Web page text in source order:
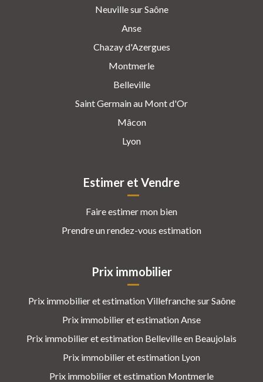
Neuville sur Saône
Anse
Chazay d'Azergues
Montmerle
Belleville
Saint Germain au Mont d'Or
Mâcon
Lyon
Estimer et Vendre
Faire estimer mon bien
Prendre un rendez-vous estimation
Prix immobilier
Prix immobilier et estimation Villefranche sur Saône
Prix immobilier et estimation Anse
Prix immobilier et estimation Belleville en Beaujolais
Prix immobilier et estimation Lyon
Prix immobilier et estimation Montmerle